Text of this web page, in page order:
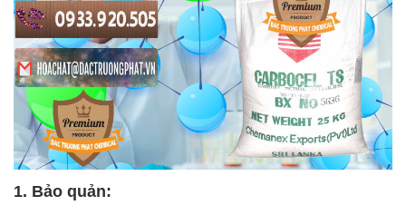
1. Bảo quản: